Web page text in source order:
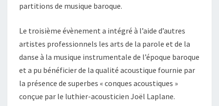
partitions de musique baroque.
Le troisième évènement a intégré à l’aide d’autres
artistes professionnels les arts de la parole et de la
danse à la musique instrumentale de l’époque baroque
et a pu bénéficier de la qualité acoustique fournie par
la présence de superbes « conques acoustiques »
conçue par le luthier-acousticien Joël Laplane.